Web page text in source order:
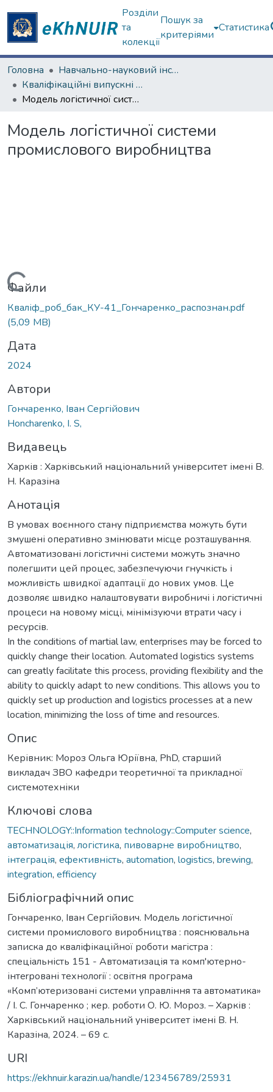
Розділи
та
колекції
Пошук за
критеріями
Статистика
Головна
Навчально-науковий інститут комп'ютерних наук та штучного інтелекту
Кваліфікаційні випускні роботи магістрів. Навчально-науковий інститут комп'ютерних наук та штучного інтелекту
Модель логістичної системи промислового виробництва
Модель логістичної системи
промислового виробництва
Вантажиться...
Файли
Кваліф_роб_бак_КУ-41_Гончаренко_распознан.pdf
(5,09 MB)
Дата
2024
Автори
Гончаренко, Іван Сергійович
Honcharenko, I. S,
Видавець
Харків : Харківський національний університет імені В.
Н. Каразіна
Анотація
В умовах воєнного стану підприємства можуть бути
змушені оперативно змінювати місце розташування.
Автоматизовані логістичні системи можуть значно
полегшити цей процес, забезпечуючи гнучкість і
можливість швидкої адаптації до нових умов. Це
дозволяє швидко налаштовувати виробничі і логістичні
процеси на новому місці, мінімізуючи втрати часу і
ресурсів.
In the conditions of martial law, enterprises may be forced to
quickly change their location. Automated logistics systems
can greatly facilitate this process, providing flexibility and the
ability to quickly adapt to new conditions. This allows you to
quickly set up production and logistics processes at a new
location, minimizing the loss of time and resources.
Опис
Керівник: Мороз Ольга Юріївна, PhD, старший
викладач ЗВО кафедри теоретичної та прикладної
системотехніки
Ключові слова
TECHNOLOGY::Information technology::Computer science,
автоматизація, логістика, пивоварне виробництво,
інтеграція, ефективність, automation, logistics, brewing,
integration, efficiency
Бібліографічний опис
Гончаренко, Іван Сергійович. Модель логістичної
системи промислового виробництва : пояснювальна
записка до кваліфікаційної роботи магістра :
спеціальність 151 - Автоматизація та комп'ютерно-
інтеrровані технолоrії : освітня програма
«Комп’ютеризовані системи управління та автоматика»
/ І. С. Гончаренко ; кер. роботи О. Ю. Мороз. – Харків :
Харківський національний університет імені В. Н.
Каразіна, 2024. – 69 с.
URI
https://ekhnuir.karazin.ua/handle/123456789/25931